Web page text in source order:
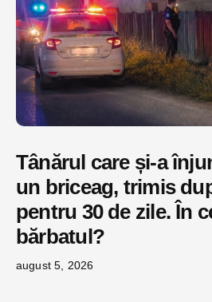
Tânărul care și-a
un briceag, trimis
pentru 30 de zile. În
bărbatul?
august 5, 2026